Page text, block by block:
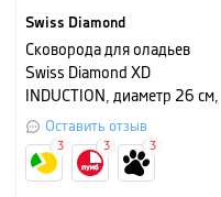
Swiss Diamond
Сковорода для оладьев
Swiss Diamond XD
INDUCTION, диаметр 26 см,
черная
Оставить отзыв
3 3 3